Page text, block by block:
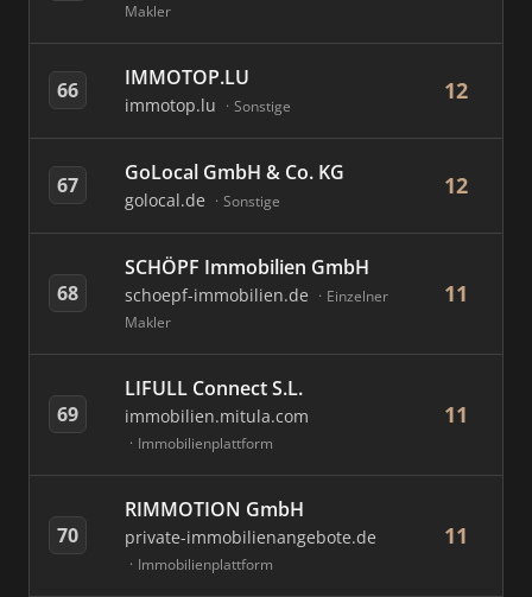
Makler
66 IMMOTOP.LU
immotop.lu Sonstige
12
67 GoLocal GmbH & Co. KG
golocal.de Sonstige
12
68
SCHÖPF Immobilien GmbH
schoepf-immobilien.de
Einzelner
Makler
11
69
LIFULL Connect S.L.
immobilien.mitula.com
Immobilienplattform
11
70
RIMMOTION GmbH
private-immobilienangebote.de
Immobilienplattform
11